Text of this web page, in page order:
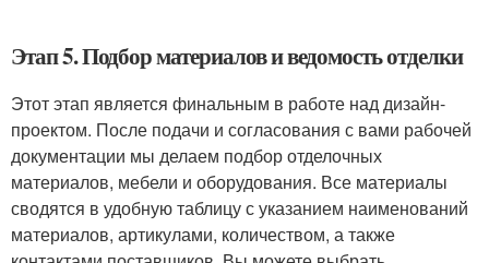
Этап 5. Подбор материалов и ведомость отделки
Этот этап является финальным в работе над дизайн-
проектом. После подачи и согласования с вами рабочей
документации мы делаем подбор отделочных
материалов, мебели и оборудования. Все материалы
сводятся в удобную таблицу с указанием наименований
материалов, артикулами, количеством, а также